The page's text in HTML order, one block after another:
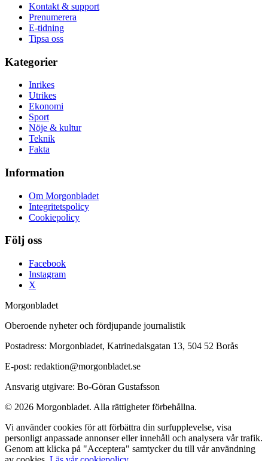
Kontakt & support
Prenumerera
E-tidning
Tipsa oss
Kategorier
Inrikes
Utrikes
Ekonomi
Sport
Nöje & kultur
Teknik
Fakta
Information
Om Morgonbladet
Integritetspolicy
Cookiepolicy
Följ oss
Facebook
Instagram
X
Morgonbladet
Oberoende nyheter och fördjupande journalistik
Postadress: Morgonbladet, Katrinedalsgatan 13, 504 52 Borås
E-post: redaktion@morgonbladet.se
Ansvarig utgivare: Bo-Göran Gustafsson
© 2026 Morgonbladet. Alla rättigheter förbehållna.
Vi använder cookies för att förbättra din surfupplevelse, visa
personligt anpassade annonser eller innehåll och analysera vår trafik.
Genom att klicka på "Acceptera" samtycker du till vår användning